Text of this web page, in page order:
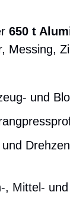
650 t
Messing,
und
, Mittel-